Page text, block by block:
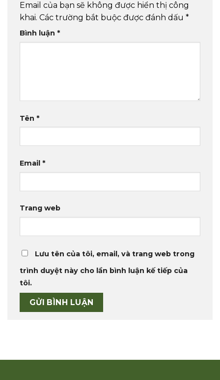
Email của bạn sẽ không được hiển thị công
khai. Các trường bắt buộc được đánh dấu *
Bình luận *
Tên *
Email *
Trang web
Lưu tên của tôi, email, và trang web trong
trình duyệt này cho lần bình luận kế tiếp của
tôi.